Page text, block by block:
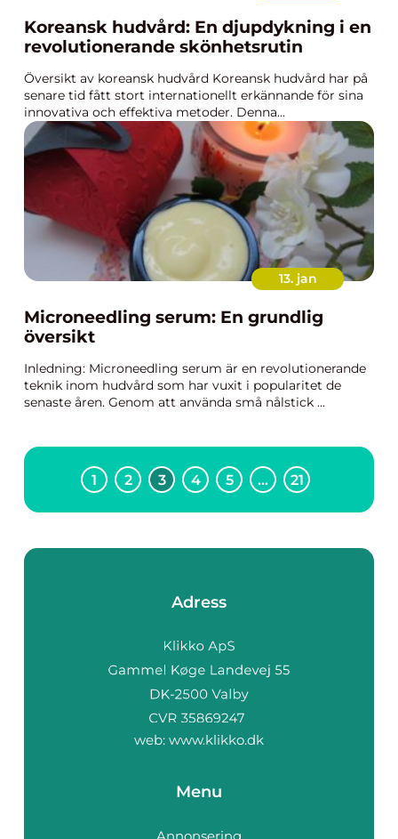
Koreansk hudvård: En djupdykning i en
revolutionerande skönhetsrutin
Översikt av koreansk hudvård Koreansk hudvård har på
senare tid fått stort internationellt erkännande för sina
innovativa och effektiva metoder. Denna...
13. jan
Microneedling serum: En grundlig
översikt
Inledning: Microneedling serum är en revolutionerande
teknik inom hudvård som har vuxit i popularitet de
senaste åren. Genom att använda små nålstick ...
1 2 3 4 5 … 21
Adress
web: www.klikko.dk
Menu
Annonsering